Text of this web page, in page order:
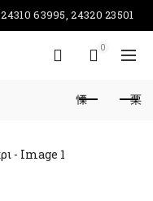
24310 63995, 24320 23501
0